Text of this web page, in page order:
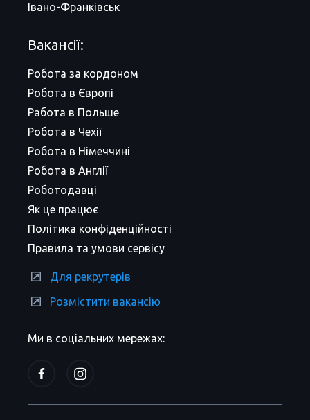
Ми в соціальних мережах:
Івано-Франківськ
Вакансії:
Робота за кордоном
Робота в Європі
Работа в Польше
Робота в Чехії
Робота в Німеччині
Робота в Англії
Роботодавці
Як це працює
Політика конфіденційності
Правила та умови сервісу
Для рекрутерів
Розмістити вакансію